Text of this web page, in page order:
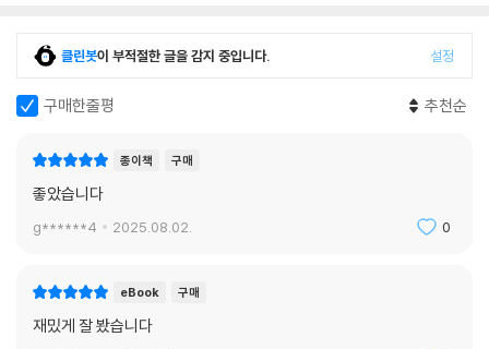
클린봇이 부적절한 글을 감지 중입니다. 설정
구매한줄평 추천순
종이책 구매
좋았습니다
g******4 2025.08.02. 0
eBook 구매
재밌게 잘 봤습니다